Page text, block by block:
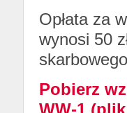
Opłata za
wynosi 50
Pobierz
WW-1